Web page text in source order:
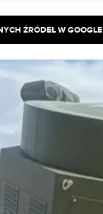
ŹRÓDEŁ W GOOGLE